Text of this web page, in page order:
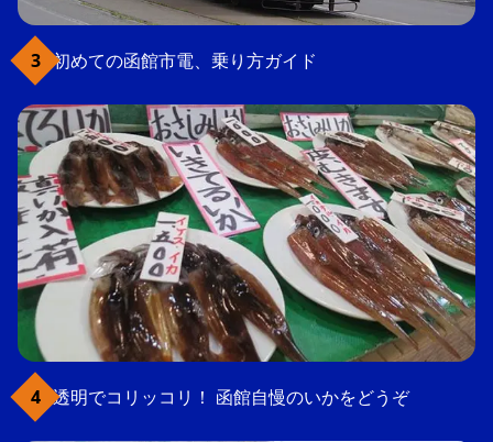
初めての函館市電、乗り方ガイド
透明でコリッコリ！ 函館自慢のいかをどうぞ